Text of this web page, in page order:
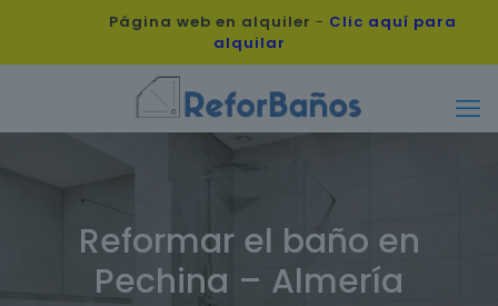
Página web en alquiler - Clic aquí para
alquilar
Reformar el baño en
Pechina – Almería